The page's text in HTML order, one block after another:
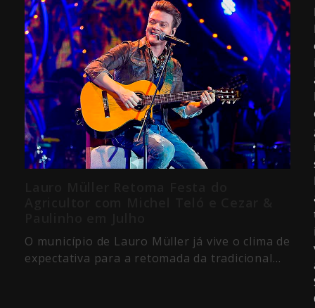
O município de Lauro Müller já vive o clima de
expectativa para a retomada da tradicional…